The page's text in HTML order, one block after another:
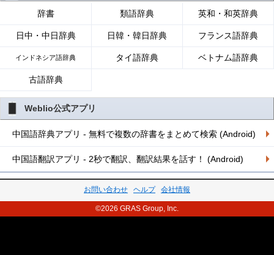
辞書 類語辞典 英和・和英辞典
日中・中日辞典 日韓・韓日辞典 フランス語辞典
インドネシア語辞典 タイ語辞典 ベトナム語辞典
古語辞典
Weblio公式アプリ
中国語辞典アプリ - 無料で複数の辞書をまとめて検索 (Android)
中国語翻訳アプリ - 2秒で翻訳、翻訳結果を話す！ (Android)
お問い合わせ ヘルプ 会社情報
©2026 GRAS Group, Inc.